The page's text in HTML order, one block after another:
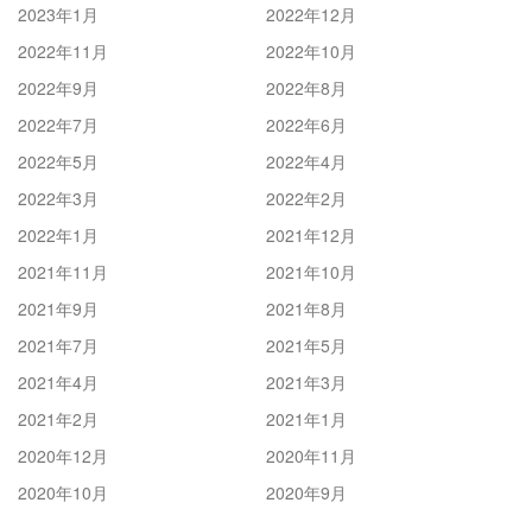
2023年1月
2022年12月
2022年11月
2022年10月
2022年9月
2022年8月
2022年7月
2022年6月
2022年5月
2022年4月
2022年3月
2022年2月
2022年1月
2021年12月
2021年11月
2021年10月
2021年9月
2021年8月
2021年7月
2021年5月
2021年4月
2021年3月
2021年2月
2021年1月
2020年12月
2020年11月
2020年10月
2020年9月